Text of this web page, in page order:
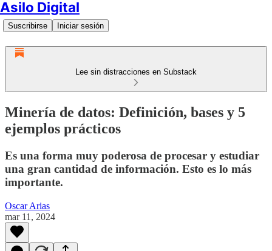
Asilo Digital
Suscribirse Iniciar sesión
Lee sin distracciones en Substack
Minería de datos: Definición, bases y 5
ejemplos prácticos
Es una forma muy poderosa de procesar y estudiar
una gran cantidad de información. Esto es lo más
importante.
Oscar Arias
mar 11, 2024